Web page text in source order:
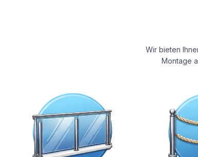
Wir bieten
Montage